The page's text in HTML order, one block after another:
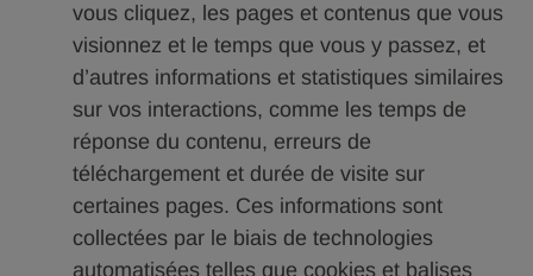
vous cliquez, les pages et contenus que vous
visionnez et le temps que vous y passez, et
d’autres informations et statistiques similaires
sur vos interactions, comme les temps de
réponse du contenu, erreurs de
téléchargement et durée de visite sur
certaines pages. Ces informations sont
collectées par le biais de technologies
automatisées telles que cookies et balises